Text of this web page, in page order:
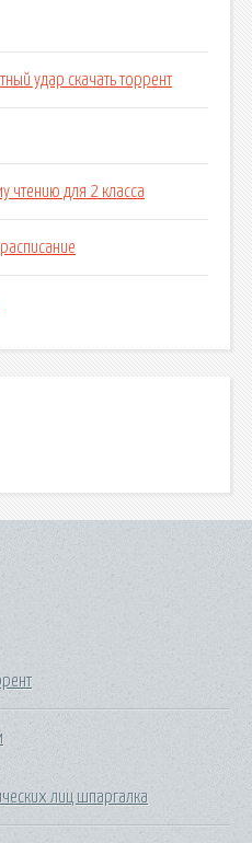
удар скачать торрент
чтению для 2 класса
лиц шпаргалка